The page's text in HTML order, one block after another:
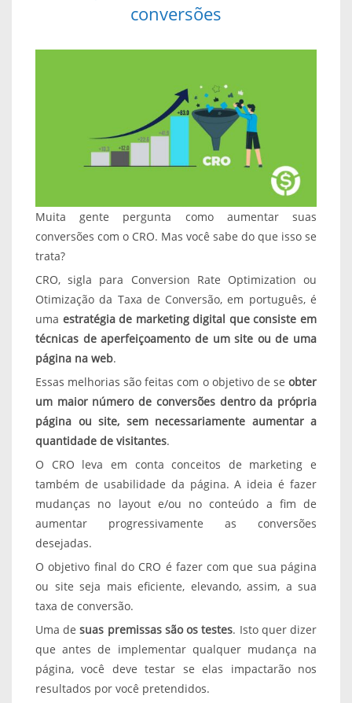
conversões
Muita gente pergunta como aumentar suas
conversões com o CRO. Mas você sabe do que isso se
trata?
CRO, sigla para Conversion Rate Optimization ou
Otimização da Taxa de Conversão, em português, é
uma estratégia de marketing digital que consiste em
técnicas de aperfeiçoamento de um site ou de uma
página na web.
Essas melhorias são feitas com o objetivo de se obter
um maior número de conversões dentro da própria
página ou site, sem necessariamente aumentar a
quantidade de visitantes.
O CRO leva em conta conceitos de marketing e
também de usabilidade da página. A ideia é fazer
mudanças no layout e/ou no conteúdo a fim de
aumentar progressivamente as conversões
desejadas.
O objetivo final do CRO é fazer com que sua página
ou site seja mais eficiente, elevando, assim, a sua
taxa de conversão.
Uma desuas premissas são os testes. Isto quer dizer
que antes de implementar qualquer mudança na
página, você deve testar se elas impactarão nos
resultados por você pretendidos.